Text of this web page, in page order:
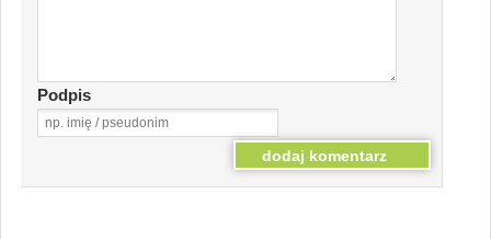
Podpis